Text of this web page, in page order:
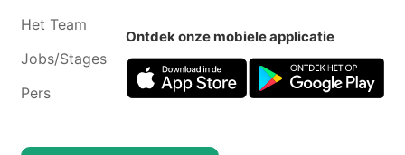
Het Team
Jobs/Stages
Pers
Ontdek onze mobiele applicatie